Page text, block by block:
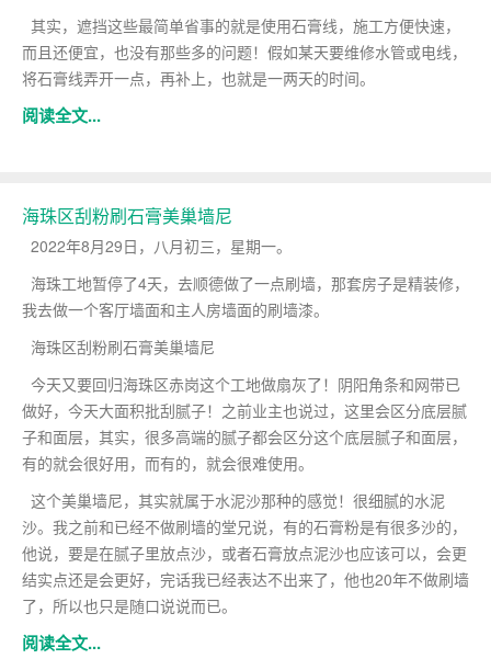
其实，遮挡这些最简单省事的就是使用石膏线，施工方便快速，
而且还便宜，也没有那些多的问题！假如某天要维修水管或电线，
将石膏线弄开一点，再补上，也就是一两天的时间。
阅读全文...
海珠区刮粉刷石膏美巢墙尼
2022年8月29日，八月初三，星期一。
海珠工地暂停了4天，去顺德做了一点刷墙，那套房子是精装修，
我去做一个客厅墙面和主人房墙面的刷墙漆。
海珠区刮粉刷石膏美巢墙尼
今天又要回归海珠区赤岗这个工地做扇灰了！阴阳角条和网带已
做好，今天大面积批刮腻子！之前业主也说过，这里会区分底层腻
子和面层，其实，很多高端的腻子都会区分这个底层腻子和面层，
有的就会很好用，而有的，就会很难使用。
这个美巢墙尼，其实就属于水泥沙那种的感觉！很细腻的水泥
沙。我之前和已经不做刷墙的堂兄说，有的石膏粉是有很多沙的，
他说，要是在腻子里放点沙，或者石膏放点泥沙也应该可以，会更
结实点还是会更好，完话我已经表达不出来了，他也20年不做刷墙
了，所以也只是随口说说而已。
阅读全文...